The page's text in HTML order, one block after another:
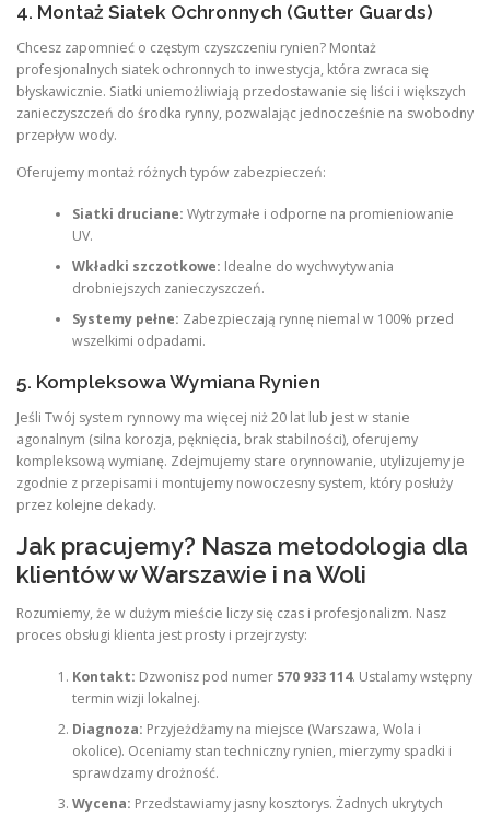
4. Montaż Siatek Ochronnych (Gutter Guards)
Chcesz zapomnieć o częstym czyszczeniu rynien? Montaż
profesjonalnych siatek ochronnych to inwestycja, która zwraca się
błyskawicznie. Siatki uniemożliwiają przedostawanie się liści i większych
zanieczyszczeń do środka rynny, pozwalając jednocześnie na swobodny
przepływ wody.
Oferujemy montaż różnych typów zabezpieczeń:
Siatki druciane: Wytrzymałe i odporne na promieniowanie
UV.
Wkładki szczotkowe: Idealne do wychwytywania
drobniejszych zanieczyszczeń.
Systemy pełne: Zabezpieczają rynnę niemal w 100% przed
wszelkimi odpadami.
5. Kompleksowa Wymiana Rynien
Jeśli Twój system rynnowy ma więcej niż 20 lat lub jest w stanie
agonalnym (silna korozja, pęknięcia, brak stabilności), oferujemy
kompleksową wymianę. Zdejmujemy stare orynnowanie, utylizujemy je
zgodnie z przepisami i montujemy nowoczesny system, który posłuży
przez kolejne dekady.
Jak pracujemy? Nasza metodologia dla
klientów w Warszawie i na Woli
Rozumiemy, że w dużym mieście liczy się czas i profesjonalizm. Nasz
proces obsługi klienta jest prosty i przejrzysty:
Kontakt: Dzwonisz pod numer 570 933 114. Ustalamy wstępny
termin wizji lokalnej.
Diagnoza: Przyjeżdżamy na miejsce (Warszawa, Wola i
okolice). Oceniamy stan techniczny rynien, mierzymy spadki i
sprawdzamy drożność.
Wycena: Przedstawiamy jasny kosztorys. Żadnych ukrytych